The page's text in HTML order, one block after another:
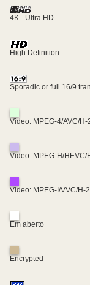
4K - Ultra HD
High Definition
Sporadic or full 16/9
Video: MPEG-4/AVC/H-
Video: MPEG-H/HEVC/
Video: MPEG-I/VVC/H-
Em aberto
Encrypted